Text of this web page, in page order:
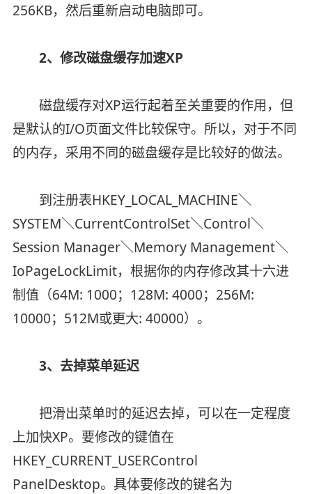
256KB，然后重新启动电脑即可。
2、修改磁盘缓存加速XP
磁盘缓存对XP运行起着至关重要的作用，但
是默认的I/O页面文件比较保守。所以，对于不同
的内存，采用不同的磁盘缓存是比较好的做法。
到注册表HKEY_LOCAL_MACHINE＼
SYSTEM＼CurrentControlSet＼Control＼
Session Manager＼Memory Management＼
IoPageLockLimit，根据你的内存修改其十六进
制值（64M: 1000；128M: 4000；256M:
10000；512M或更大: 40000）。
3、去掉菜单延迟
把滑出菜单时的延迟去掉，可以在一定程度
上加快XP。要修改的键值在
HKEY_CURRENT_USERControl
PanelDesktop。具体要修改的键名为